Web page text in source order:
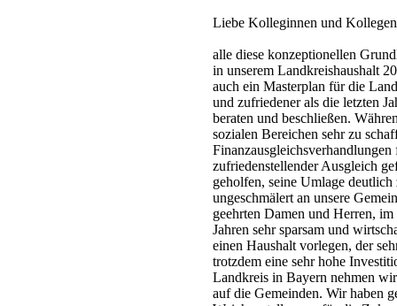
Liebe Kolleginnen und
alle diese konzeptionellen
in unserem Landkreishaushalt
auch ein Masterplan für die
und zufriedener als die letzten
beraten und beschließen.
sozialen Bereichen sehr zu
zufriedenstellender Ausgleich
geholfen, seine Umlage
ungeschmälert an unsere
geehrten Damen und Herren,
Jahren sehr sparsam und
einen Haushalt vorlegen, der
trotzdem eine sehr hohe
Landkreis in Bayern nehmen
auf die Gemeinden. Wir haben